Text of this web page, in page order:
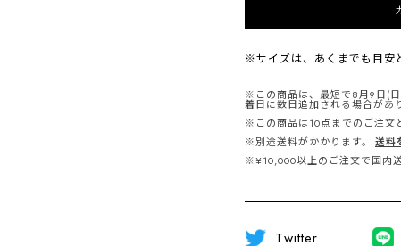
※サイズは、あくまでも目安
※この商品は、最短で8月9日(
着日に数日追加される場合があ
※この商品は10点までのご注文
※別途送料がかかります。
送料
※¥10,000以上のご注文で国内送
Twitter